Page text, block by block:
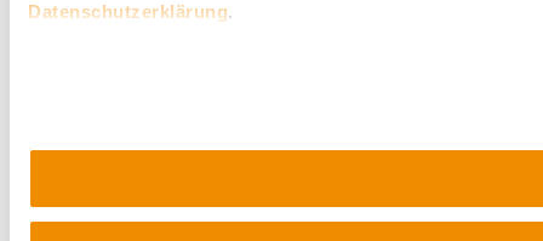
Datenschutzerklärung.